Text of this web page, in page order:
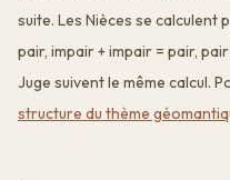
suite. Les Nièces se calculent
pair, impair + impair = pair,
Juge suivent le même calcul.
structure du thème